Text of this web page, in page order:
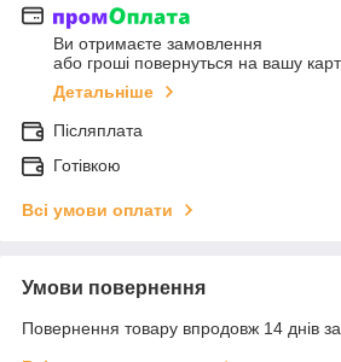
Ви отримаєте замовлення
або гроші повернуться на вашу
Детальніше
Післяплата
Готівкою
Всі умови оплати
Умови повернення
Повернення товару впродовж 14 днів